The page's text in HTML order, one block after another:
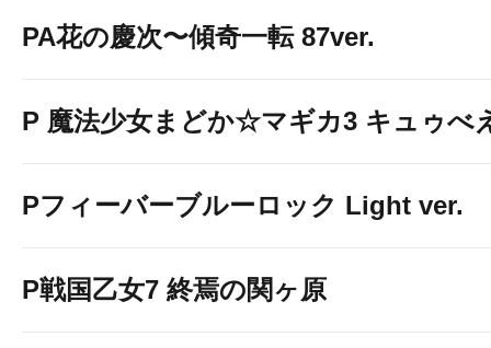
PA花の慶次〜傾奇一転 87ver.
P 魔法少女まどか☆マギカ3 キュゥべ
Pフィーバーブルーロック Light ver.
P戦国乙女7 終焉の関ヶ原